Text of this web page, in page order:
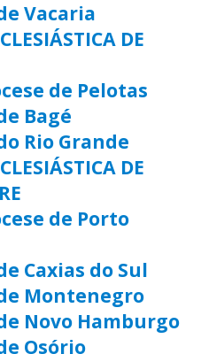
Vacaria
DE
de Pelotas
Bagé
Rio Grande
DE
de Porto
Caxias do Sul
Montenegro
Novo Hamburgo
Osório